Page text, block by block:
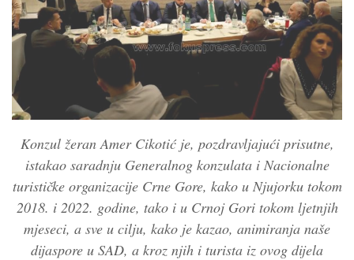
Konzul žeran Amer Cikotić je, pozdravljajući prisutne,
istakao saradnju Generalnog konzulata i Nacionalne
turističke organizacije Crne Gore, kako u Njujorku tokom
2018. i 2022. godine, tako i u Crnoj Gori tokom ljetnjih
mjeseci, a sve u cilju, kako je kazao, animiranja naše
dijaspore u SAD, a kroz njih i turista iz ovog dijela